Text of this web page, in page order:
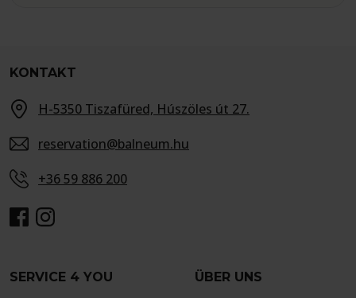
KONTAKT
H-5350 Tiszafüred, Húszöles út 27.
reservation@balneum.hu
+36 59 886 200
SERVICE 4 YOU ÜBER UNS